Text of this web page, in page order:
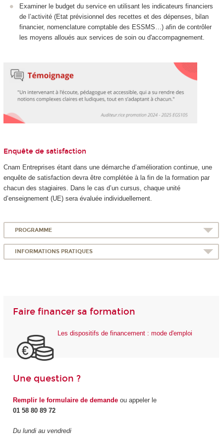
Examiner le budget du service en utilisant les indicateurs financiers
de l’activité (Etat prévisionnel des recettes et des dépenses, bilan
financier, nomenclature comptable des ESSMS…) afin de contrôler
les moyens alloués aux services de soin ou d'accompagnement.
Enquête de satisfaction
Cnam Entreprises étant dans une démarche d’amélioration continue, une
enquête de satisfaction devra être complétée à la fin de la formation par
chacun des stagiaires. Dans le cas d’un cursus, chaque unité
d’enseignement (UE) sera évaluée individuellement.
PROGRAMME
INFORMATIONS PRATIQUES
Faire financer sa formation
Les dispositifs de financement : mode d'emploi
Une question ?
Remplir le formulaire de demandeou appeler le
01 58 80 89 72
Du lundi au vendredi